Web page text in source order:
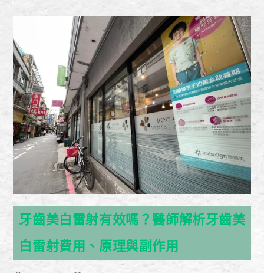
牙齒美白雷射有效嗎？醫師解析牙齒美
白雷射費用、原理與副作用